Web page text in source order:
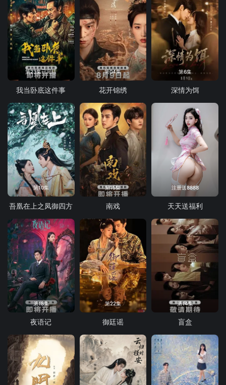
第23集已完结
我当卧底这件事
第04集
花开锦绣
第6集
深情为饵
第10集
吾凰在上之凤御四方
第15集
南戏
注册送8888
天天送福利
第18集
夜语记
第22集
御廷谣
第14集
盲盒